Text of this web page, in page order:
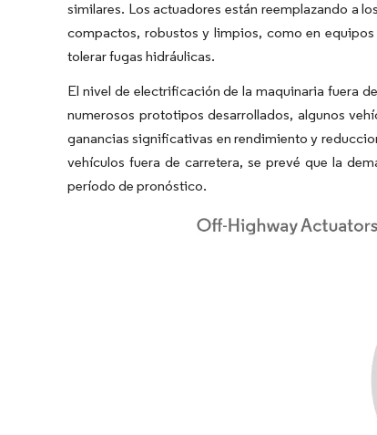
similares. Los actuadores están reemplazando a
compactos, robustos y limpios, como en
tolerar fugas hidráulicas.
El nivel de electrificación de la maquinaria fuera
numerosos prototipos desarrollados, algunos
ganancias significativas en rendimiento y
vehículos fuera de carretera, se prevé que la
período de pronóstico.